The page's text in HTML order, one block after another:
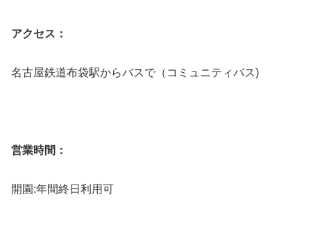
アクセス：
名古屋鉄道布袋駅からバスで（コミュニティバス)
営業時間：
開園:年間終日利用可